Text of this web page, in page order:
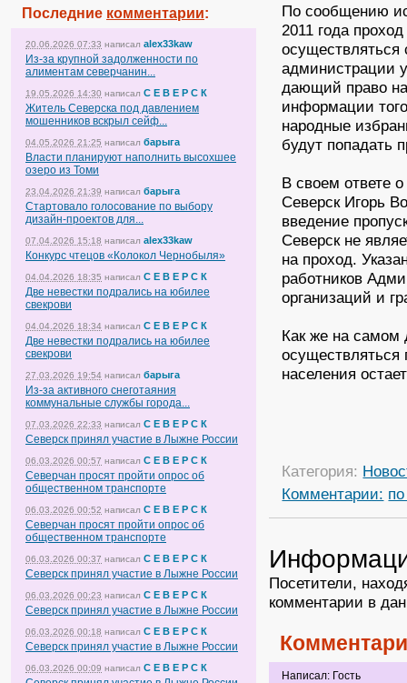
Последние комментарии:
20.06.2026 07:33 написал alex33kaw
Из-за крупной задолженности по
алиментам северчанин...
19.05.2026 14:30 написал С Е В Е Р С К
Житель Северска под давлением
мошенников вскрыл сейф...
04.05.2026 21:25 написал барыга
Власти планируют наполнить высохшее
озеро из Томи
23.04.2026 21:39 написал барыга
Стартовало голосование по выбору
дизайн-проектов для...
07.04.2026 15:18 написал alex33kaw
Конкурс чтецов «Колокол Чернобыля»
04.04.2026 18:35 написал С Е В Е Р С К
Две невестки подрались на юбилее
свекрови
04.04.2026 18:34 написал С Е В Е Р С К
Две невестки подрались на юбилее
свекрови
27.03.2026 19:54 написал барыга
Из-за активного снеготаяния
коммунальные службы города...
07.03.2026 22:33 написал С Е В Е Р С К
Северск принял участие в Лыжне России
06.03.2026 00:57 написал С Е В Е Р С К
Северчан просят пройти опрос об
общественном транспорте
06.03.2026 00:52 написал С Е В Е Р С К
Северчан просят пройти опрос об
общественном транспорте
06.03.2026 00:37 написал С Е В Е Р С К
Северск принял участие в Лыжне России
06.03.2026 00:23 написал С Е В Е Р С К
Северск принял участие в Лыжне России
06.03.2026 00:18 написал С Е В Е Р С К
Северск принял участие в Лыжне России
06.03.2026 00:09 написал С Е В Е Р С К
По сообщению
2011 года
осуществляться
администрации
дающий право
информации
народные
будут попадать
В своем ответе
Северск Игорь
введение
Северск не
на проход.
работников
организаций и
Как же на самом
осуществляться
населения
Категория:
Комментарии:
Посетители,
комментарии в
Написал: Гость